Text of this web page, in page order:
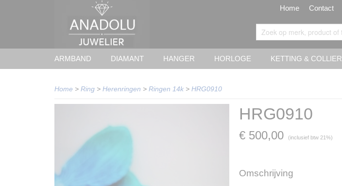
Home Contact
ARMBAND DIAMANT HANGER HORLOGE KETTING & COLLIER
Home > Ring > Herenringen > Ringen 14k > HRG0910
HRG0910
€ 500,00 (inclusief btw 21%)
Omschrijving